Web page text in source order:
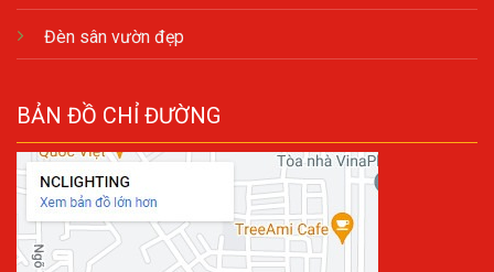
Đèn sân vườn đẹp
BẢN ĐỒ CHỈ ĐƯỜNG